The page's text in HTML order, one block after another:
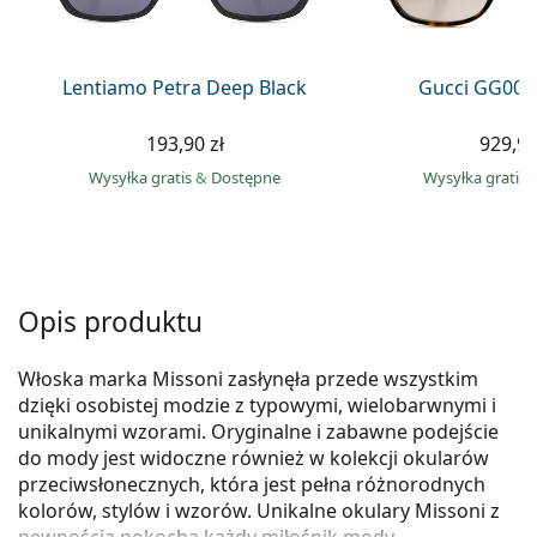
Precision
Lentiamo Petra Deep Black
193,90 zł
Wysyłka gratis& Dostępne
Gucci
Wysyłka gratis
Opis produktu
Włoska marka Missoni zasłynęła przede wszystkim
dzięki osobistej modzie z typowymi, wielobarwnymi i
unikalnymi wzorami. Oryginalne i zabawne podejście
do mody jest widoczne również w kolekcji okularów
przeciwsłonecznych, która jest pełna różnorodnych
kolorów, stylów i wzorów. Unikalne okulary Missoni z